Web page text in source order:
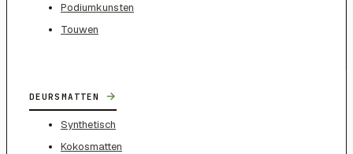
Podiumkunsten
Touwen
DEURSMATTEN →
Synthetisch
Kokosmatten